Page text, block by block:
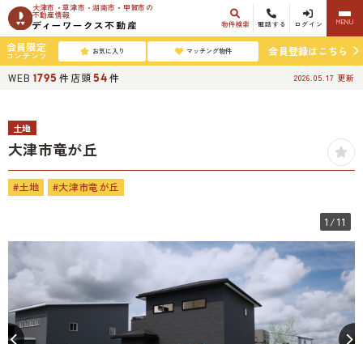
大津市・草津市・湖南市・甲賀市の
不動産情報
物件検索 電話する ログイン MENU
会員限定
コンテンツ お気に入り マッチング物件
会員登録はこちら
WEB 1795 件店頭54 件 2026.05.17 更新
土地
大津市竜が丘
#土地 #大津市竜が丘
1 /11